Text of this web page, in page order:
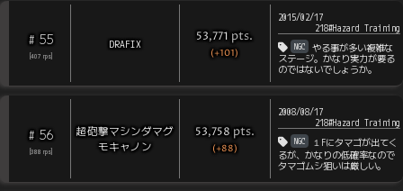
# 55
[407 rps
DRAFIX 53,771 pts.
(+101)
2015/02/17
218#Hazard Training
NGC
やる事が多い複雑な
ステージ。かなり実力が要る
のではないでしょうか。
# 56
[388 rps
超砲撃マシンダマグ
モキャノン
53,758 pts.
(+88)
2008/08/17
218#Hazard Training
NGC
１Fにタマゴが出てく
るが、かなりの低確率なので
タマゴムシ狙いは厳しい。